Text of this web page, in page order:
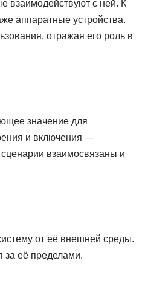
взаимодействуют с ней. К
аппаратные устройства.
отражая его роль в
значение для
и включения —
взаимосвязаны и
от её внешней среды.
за её пределами.